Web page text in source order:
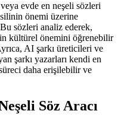
evde en neşeli sözleri
önemi üzerine
sözleri analiz ederek,
kültürel önemini öğrenebilir
AI şarkı üreticileri ve
şarkı yazarları kendi en
daha erişilebilir ve
Söz Aracı